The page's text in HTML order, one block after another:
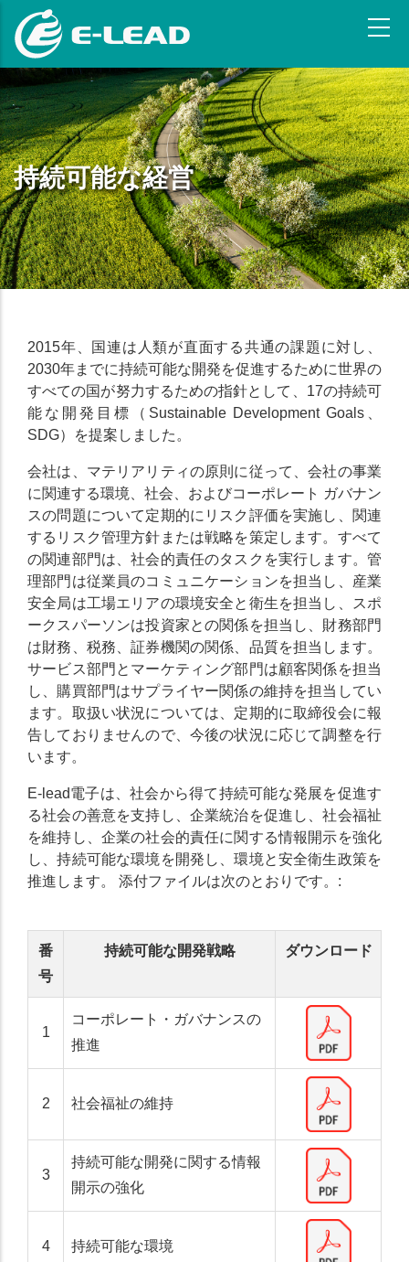
ン
テ
ン
ツ
に
移
動
持続可能な経営
2015年、国連は人類が直面する共通の課題に対し、
2030年までに持続可能な開発を促進するために世界の
すべての国が努力するための指針として、17の持続可
能な開発目標（Sustainable Development Goals、
SDG）を提案しました。
会社は、マテリアリティの原則に従って、会社の事業
に関連する環境、社会、およびコーポレート ガバナン
スの問題について定期的にリスク評価を実施し、関連
するリスク管理方針または戦略を策定します。すべて
の関連部門は、社会的責任のタスクを実行します。管
理部門は従業員のコミュニケーションを担当し、産業
安全局は工場エリアの環境安全と衛生を担当し、スポ
ークスパーソンは投資家との関係を担当し、財務部門
は財務、税務、証券機関の関係、品質を担当します。
サービス部門とマーケティング部門は顧客関係を担当
し、購買部門はサプライヤー関係の維持を担当してい
ます。取扱い状況については、定期的に取締役会に報
告しておりませんので、今後の状況に応じて調整を行
います。
E-lead電子は、社会から得て持続可能な発展を促進す
る社会の善意を支持し、企業統治を促進し、社会福祉
を維持し、企業の社会的責任に関する情報開示を強化
し、持続可能な環境を開発し、環境と安全衛生政策を
推進します。 添付ファイルは次のとおりです。:
番
号
持続可能な開発戦略 ダウンロード
1
コーポレート・ガバナンスの
推進
2 社会福祉の維持
3
持続可能な開発に関する情報
開示の強化
4 持続可能な環境